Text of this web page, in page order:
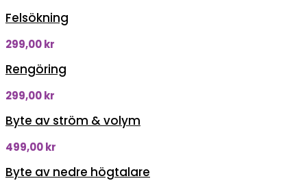
Felsökning
299,00kr
Rengöring
299,00kr
Byte av ström & volym
499,00kr
Byte av nedre högtalare